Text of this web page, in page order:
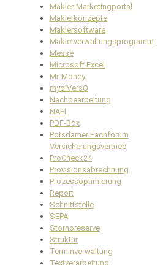
Makler-Marketingportal
Maklerkonzepte
Maklersoftware
Maklerverwaltungsprogramm
Messe
Microsoft Excel
Mr-Money
mydiVersO
Nachbearbeitung
NAFI
PDF-Box
Potsdamer Fachforum
Versicherungsvertrieb
ProCheck24
Provisionsabrechnung
Prozessoptimierung
Report
Schnittstelle
SEPA
Stornoreserve
Struktur
Terminverwaltung
Textverarbeitung